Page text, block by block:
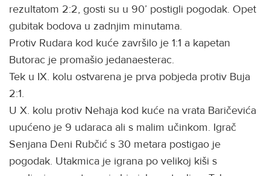
rezultatom 2:2, gosti su u 90’ postigli pogodak. Opet
gubitak bodova u zadnjim minutama.
Protiv Rudara kod kuće završilo je 1:1 a kapetan
Butorac je promašio jedanaesterac.
Tek u IX. kolu ostvarena je prva pobjeda protiv Buja
2:1.
U X. kolu protiv Nehaja kod kuće na vrata Baričevića
upućeno je 9 udaraca ali s malim učinkom. Igrač
Senjana Deni Rubčić s 30 metara postigao je
pogodak. Utakmica je igrana po velikoj kiši s